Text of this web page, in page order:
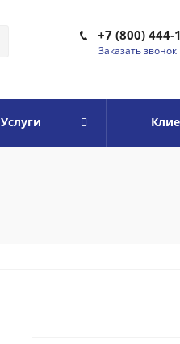
+7 (800) 444-
Заказать звонок
Услуги